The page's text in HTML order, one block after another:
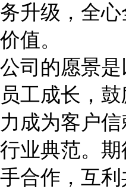
务升级，全
价值。
公司的愿景
员工成长，
力成为客户
行业典范。
手合作，互